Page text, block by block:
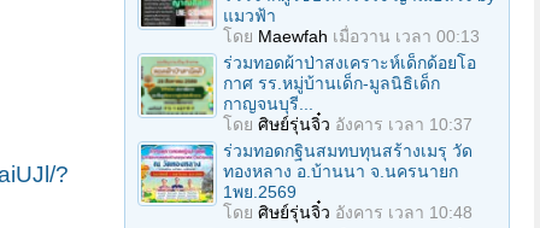
?
แมวฟ้า
โดย Maewfah เมื่อวาน เวลา 00:13
ร่วมทอดผ้าป่าสงเคราะห์เด็กด้อยโอ
กาศ รร.หมู่บ้านเด็ก-มูลนิธิเด็ก
กาญจนบุรี...
โดย ศิษย์รุ่นจิ๋ว อังคาร เวลา 10:37
ร่วมทอดกฐินสมทบทุนสร้างเมรุ วัด
ทองหลาง อ.บ้านนา จ.นครนายก
1พย.2569
โดย ศิษย์รุ่นจิ๋ว อังคาร เวลา 10:48